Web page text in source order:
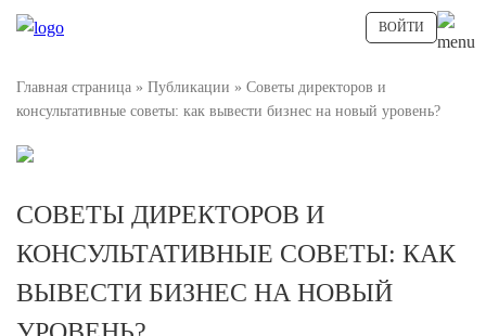
ВОЙТИ
Главная страница » Публикации » Советы директоров и
консультативные советы: как вывести бизнес на новый уровень?
СОВЕТЫ ДИРЕКТОРОВ И
КОНСУЛЬТАТИВНЫЕ СОВЕТЫ: КАК
ВЫВЕСТИ БИЗНЕС НА НОВЫЙ